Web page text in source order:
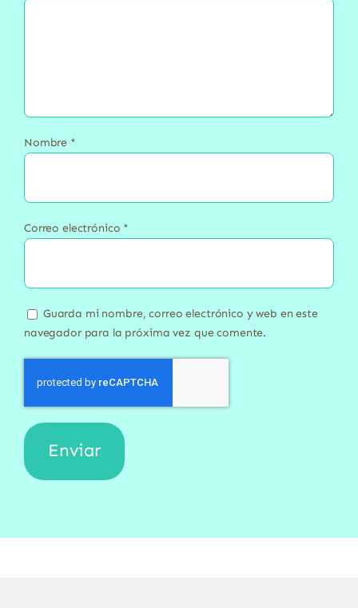
Nombre *
Correo electrónico *
Guarda mi nombre, correo electrónico y web en este
navegador para la próxima vez que comente.